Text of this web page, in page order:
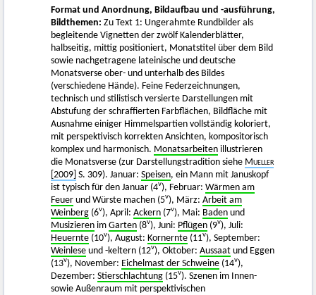
Format und Anordnung, Bildaufbau und -ausführung,
Bildthemen: Zu Text 1: Ungerahmte Rundbilder als
begleitende Vignetten der zwölf Kalenderblätter,
halbseitig, mittig positioniert, Monatstitel über dem Bild
sowie nachgetragene lateinische und deutsche
Monatsverse ober- und unterhalb des Bildes
(verschiedene Hände). Feine Federzeichnungen,
technisch und stilistisch versierte Darstellungen mit
Abstufung der schraffierten Farbflächen, Bildfläche mit
Ausnahme einiger Himmelspartien vollständig koloriert,
mit perspektivisch korrekten Ansichten, kompositorisch
komplex und harmonisch. Monatsarbeiten illustrieren
die Monatsverse (zur Darstellungstradition siehe Mueller
[2009] S. 309). Januar: Speisen, ein Mann mit Januskopf
ist typisch für den Januar (4v), Februar: Wärmen am
Feuer und Würste machen (5v), März: Arbeit am
Weinberg (6v), April: Ackern (7v), Mai: Baden und
Musizieren im Garten (8v), Juni: Pflügen (9v), Juli:
Heuernte (10v), August: Kornernte (11v), September:
Weinlese und -keltern (12v), Oktober: Aussaat und Eggen
(13v), November: Eichelmast der Schweine (14v),
Dezember: Stierschlachtung (15v). Szenen im Innen-
sowie Außenraum mit perspektivischen